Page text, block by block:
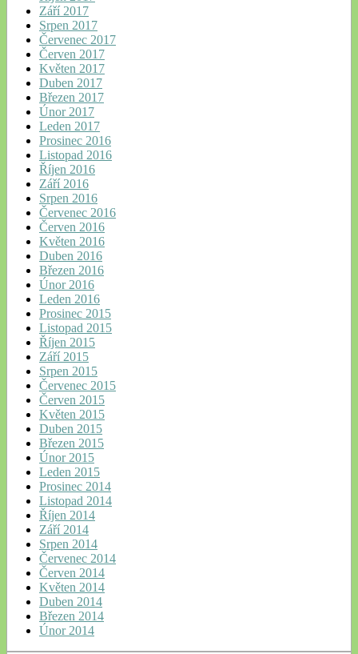
Září 2017
Srpen 2017
Červenec 2017
Červen 2017
Květen 2017
Duben 2017
Březen 2017
Únor 2017
Leden 2017
Prosinec 2016
Listopad 2016
Říjen 2016
Září 2016
Srpen 2016
Červenec 2016
Červen 2016
Květen 2016
Duben 2016
Březen 2016
Únor 2016
Leden 2016
Prosinec 2015
Listopad 2015
Říjen 2015
Září 2015
Srpen 2015
Červenec 2015
Červen 2015
Květen 2015
Duben 2015
Březen 2015
Únor 2015
Leden 2015
Prosinec 2014
Listopad 2014
Říjen 2014
Září 2014
Srpen 2014
Červenec 2014
Červen 2014
Květen 2014
Duben 2014
Březen 2014
Únor 2014